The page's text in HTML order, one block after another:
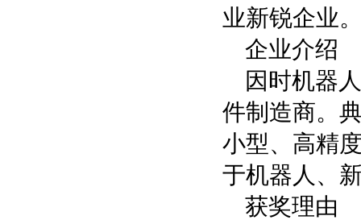
业新锐企业
企业介绍
因时机器
件制造商。
小型、高精
于机器人、
获奖理由